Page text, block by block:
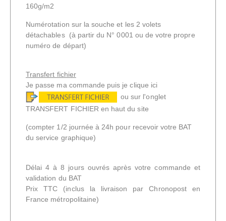
160g/m2
Numérotation sur la souche et les 2 volets
détachables (à partir du N° 0001 ou de votre propre
numéro de départ)
Transfert fichier
Je passe ma commande puis je clique ici
ou sur l'onglet
TRANSFERT FICHIER en haut du site
(compter 1/2 journée à 24h pour recevoir votre BAT
du service graphique)
Délai 4 à 8 jours ouvrés après votre commande et
validation du BAT
Prix TTC (inclus la livraison par Chronopost en
France métropolitaine)